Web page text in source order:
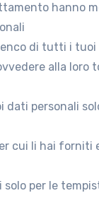
hanno
di tutti i
alla loro
personali
cui li hai
solo per le